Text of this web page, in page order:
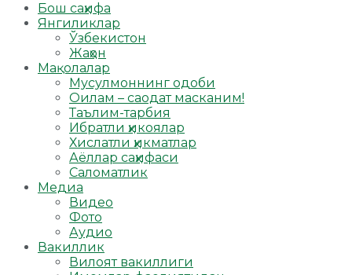
Бош саҳифа
Янгиликлар
Ўзбекистон
Жаҳон
Мақолалар
Мусулмоннинг одоби
Оилам – саодат масканим!
Таълим-тарбия
Ибратли ҳикоялар
Хислатли ҳикматлар
Аёллар саҳифаси
Саломатлик
Медиа
Видео
Фото
Аудио
Вакиллик
Вилоят вакиллиги